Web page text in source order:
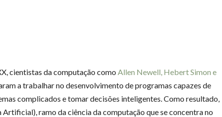
cientistas da computação como Allen Newell, Hebert Simon e
a trabalhar no desenvolvimento de programas capazes de
complicados e tomar decisões inteligentes. Como resultado,
ramo da ciência da computação que se concentra no